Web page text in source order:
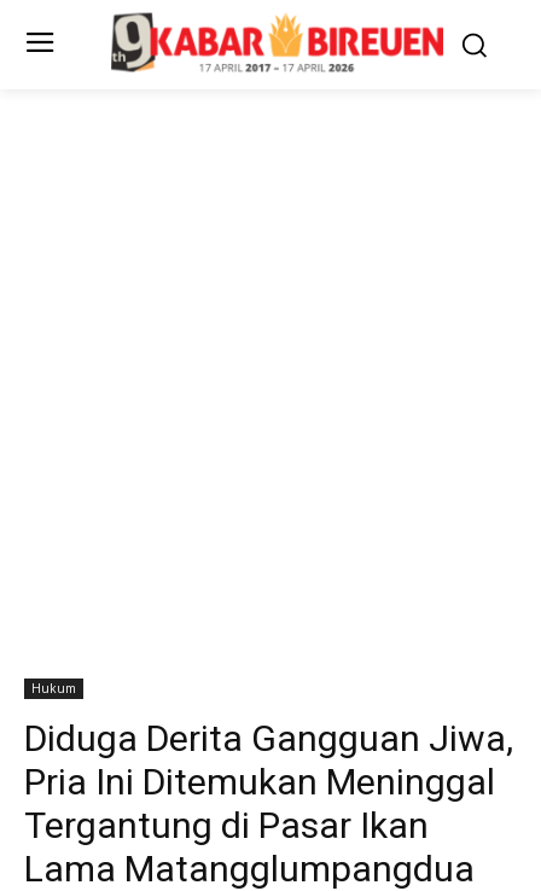
Hukum
Diduga Derita Gangguan Jiwa,
Pria Ini Ditemukan Meninggal
Tergantung di Pasar Ikan
Lama Matangglumpangdua